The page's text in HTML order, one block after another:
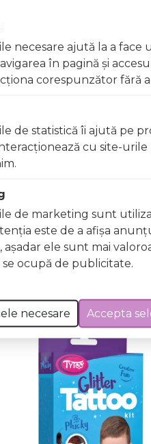
necesare ajută la a
în pagină şi
corespunzător fără
de statistică îi ajută pe
cu site-
de marketing sunt
este de a afişa
aşadar ele sunt mai
ocupă de publicitate.
necesare Accepta